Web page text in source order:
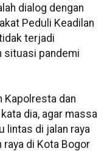
dialog dengan
Peduli Keadilan
terjadi
situasi pandemi
Kapolresta dan
dia, agar massa
lintas di jalan raya
raya di Kota Bogor